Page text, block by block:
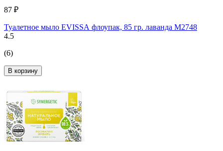
87 ₽
Туалетное мыло EVISSА флоупак, 85 гр. лаванда М2748
4.5
(6)
В корзину